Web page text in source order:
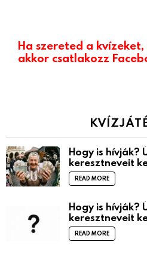
Ha szereted a
akkor csatlakozz
Hogy is hívják?
keresztneveit
READ MORE
Hogy is hívják?
keresztneveit
READ MORE